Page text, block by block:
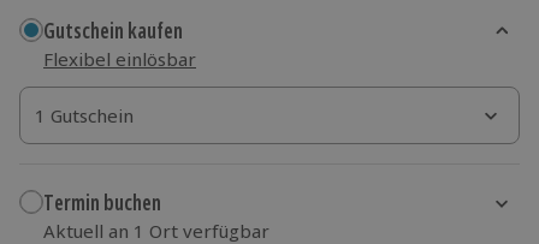
Gutschein kaufen
Flexibel einlösbar
1 Gutschein
1 Gutschein
1 Gutschein
Termin buchen
Aktuell an 1 Ort verfügbar